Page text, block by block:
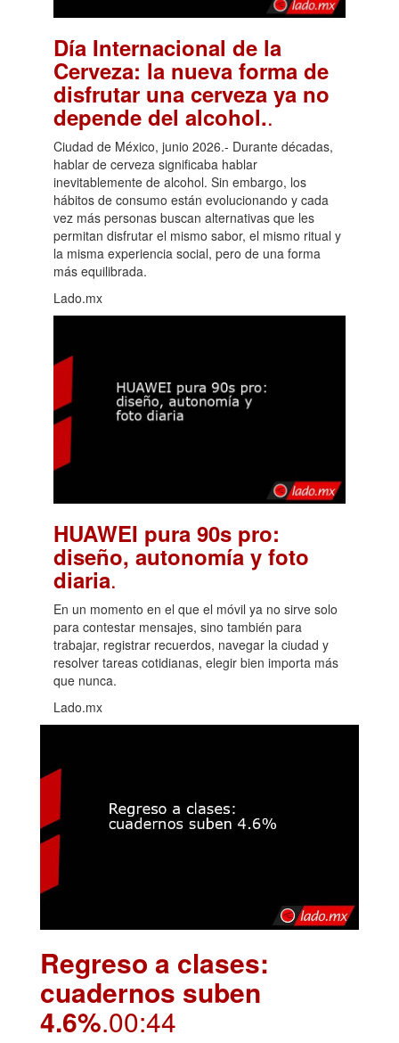
Día Internacional de la
Cerveza: la nueva forma de
disfrutar una cerveza ya no
depende del alcohol..
Ciudad de México, junio 2026.- Durante décadas,
hablar de cerveza significaba hablar
inevitablemente de alcohol. Sin embargo, los
hábitos de consumo están evolucionando y cada
vez más personas buscan alternativas que les
permitan disfrutar el mismo sabor, el mismo ritual y
la misma experiencia social, pero de una forma
más equilibrada.
Lado.mx
HUAWEI pura 90s pro:
diseño, autonomía y foto
diaria.
En un momento en el que el móvil ya no sirve solo
para contestar mensajes, sino también para
trabajar, registrar recuerdos, navegar la ciudad y
resolver tareas cotidianas, elegir bien importa más
que nunca.
Lado.mx
Regreso a clases:
cuadernos suben
4.6%.00:44